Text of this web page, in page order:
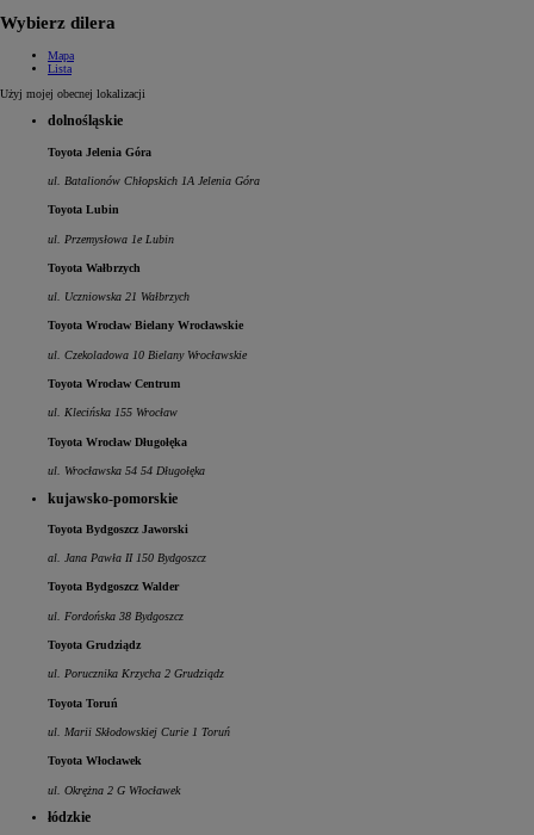
Wybierz dilera
Mapa
Lista
Użyj mojej obecnej lokalizacji
dolnośląskie
Toyota Jelenia Góra
ul. Batalionów Chłopskich 1A Jelenia Góra
Toyota Lubin
ul. Przemysłowa 1e Lubin
Toyota Wałbrzych
ul. Uczniowska 21 Wałbrzych
Toyota Wrocław Bielany Wrocławskie
ul. Czekoladowa 10 Bielany Wrocławskie
Toyota Wrocław Centrum
ul. Klecińska 155 Wrocław
Toyota Wrocław Długołęka
ul. Wrocławska 54 54 Długołęka
kujawsko-pomorskie
Toyota Bydgoszcz Jaworski
al. Jana Pawła II 150 Bydgoszcz
Toyota Bydgoszcz Walder
ul. Fordońska 38 Bydgoszcz
Toyota Grudziądz
ul. Porucznika Krzycha 2 Grudziądz
Toyota Toruń
ul. Marii Skłodowskiej Curie 1 Toruń
Toyota Włocławek
ul. Okrężna 2 G Włocławek
łódzkie